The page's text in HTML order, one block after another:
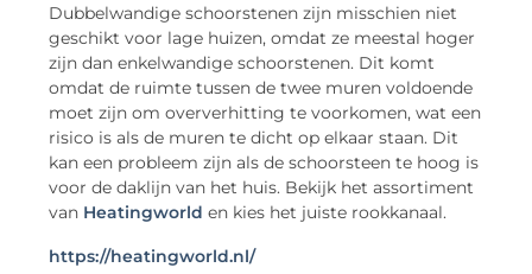
Dubbelwandige schoorstenen zijn misschien niet
geschikt voor lage huizen, omdat ze meestal hoger
zijn dan enkelwandige schoorstenen. Dit komt
omdat de ruimte tussen de twee muren voldoende
moet zijn om oververhitting te voorkomen, wat een
risico is als de muren te dicht op elkaar staan. Dit
kan een probleem zijn als de schoorsteen te hoog is
voor de daklijn van het huis. Bekijk het assortiment
van Heatingworld en kies het juiste rookkanaal.
https://heatingworld.nl/